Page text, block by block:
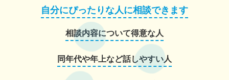
自分にぴったりな人に相談できます
相談内容について得意な人
同年代や年上など話しやすい人